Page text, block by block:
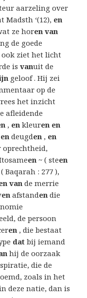
aarzeling over
Madsth ‘(12), en
ze horen van
de goede
ziet het licht
isvanuit de
geloof . Hij zei
op de
het inzicht
afleidende
, en kleuren en
en deugden , en
oprechtheid,
en ~ ( steen
Baqarah : 277 ),
van de merrie
en afstanden die
de persoon
en , die bestaat
dat bij iemand
hij de oorzaak
die de
zoals in het
deze natie, dan is